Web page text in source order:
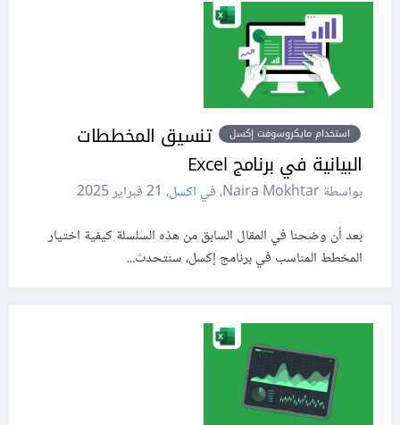
استخدام مايكروسوفت إكسل
تنسيق المخططات
البيانية في برنامج Excel
بواسطة Naira Mokhtar، في اكسل، 21 فبراير 2025
بعد أن وضحنا في المقال السابق من هذه السلسلة كيفية اختيار
المخطط المناسب في برنامج إكسل، سنتحدث...